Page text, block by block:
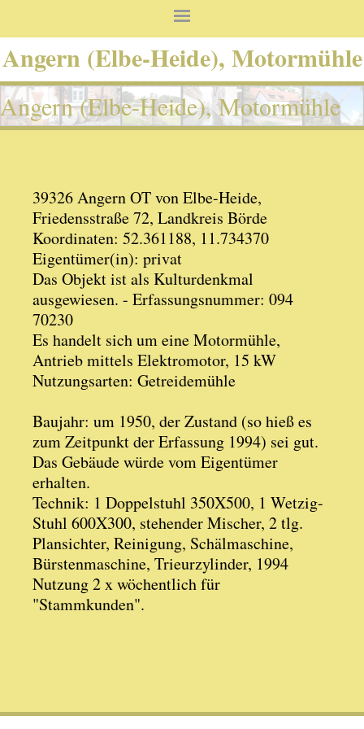
Angern (Elbe-Heide), Motormühle
Angern (Elbe-Heide), Motormühle
39326 Angern OT von Elbe-Heide,
Friedensstraße 72, Landkreis Börde
Koordinaten: 52.361188, 11.734370
Eigentümer(in): privat
Das Objekt ist als Kulturdenkmal
ausgewiesen. - Erfassungsnummer: 094
70230
Es handelt sich um eine Motormühle,
Antrieb mittels Elektromotor, 15 kW
Nutzungsarten: Getreidemühle
Baujahr: um 1950, der Zustand (so hieß es
zum Zeitpunkt der Erfassung 1994) sei gut.
Das Gebäude würde vom Eigentümer
erhalten.
Technik: 1 Doppelstuhl 350X500, 1 Wetzig-
Stuhl 600X300, stehender Mischer, 2 tlg.
Plansichter, Reinigung, Schälmaschine,
Bürstenmaschine, Trieurzylinder, 1994
Nutzung 2 x wöchentlich für
"Stammkunden".